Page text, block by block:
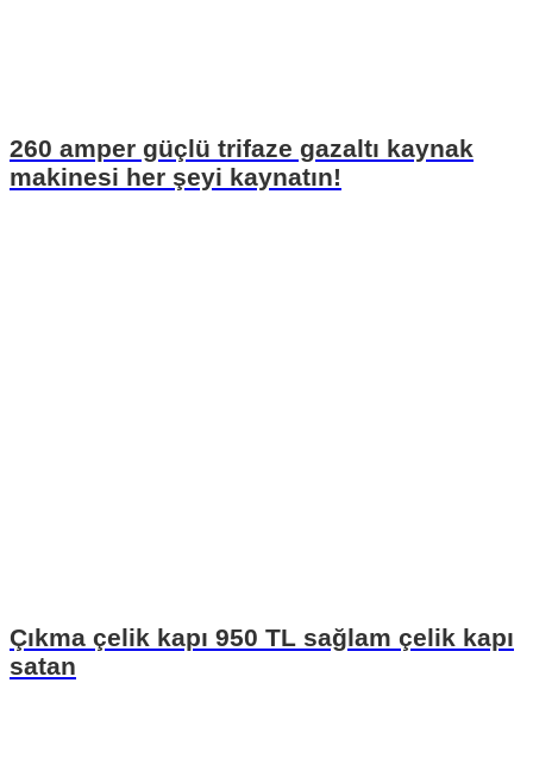
260 amper güçlü trifaze gazaltı kaynak
makinesi her şeyi kaynatın!
Çıkma çelik kapı 950 TL sağlam çelik kapı
satan